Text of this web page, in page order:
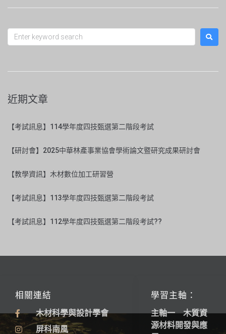
近期文章
【考試訊息】114學年度四技甄選第二階段考試
【研討會】2025中華林產事業協會學術論文暨研究成果研討會
【教學資訊】木材數位加工研習營
【考試訊息】113學年度四技甄選第二階段考試
【考試訊息】112學年度四技甄選第二階段考試??
學習主軸：
主軸一 木質資
源材料開發與應
相關連結
木材科學與設計學會
屏科南風